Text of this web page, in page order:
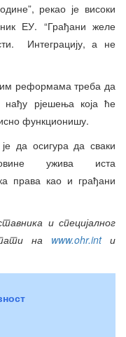
рекао је високи
ЕУ. “Грађани желе
Интеграцију, а не
реформама треба да
рјешења која ће
функционишу.
да осигура да сваки
ужива иста
права као и грађани
и специјалног
на www.ohr.intи